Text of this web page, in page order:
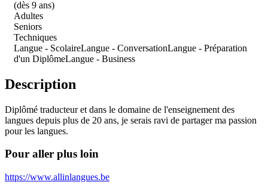
(dès 9 ans)
Adultes
Seniors
Techniques
Langue - ScolaireLangue - ConversationLangue - Préparation
d'un DiplômeLangue - Business
Description
Diplômé traducteur et dans le domaine de l'enseignement des
langues depuis plus de 20 ans, je serais ravi de partager ma passion
pour les langues.
Pour aller plus loin
https://www.allinlangues.be